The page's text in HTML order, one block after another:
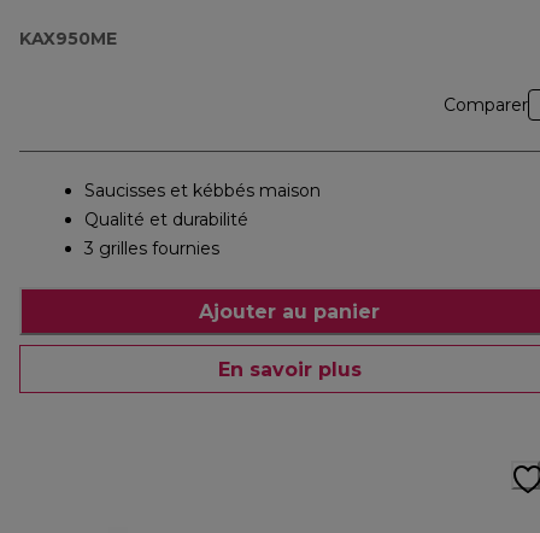
KAX950ME
Comparer
Saucisses et kébbés maison
Qualité et durabilité
3 grilles fournies
Ajouter au panier
En savoir plus